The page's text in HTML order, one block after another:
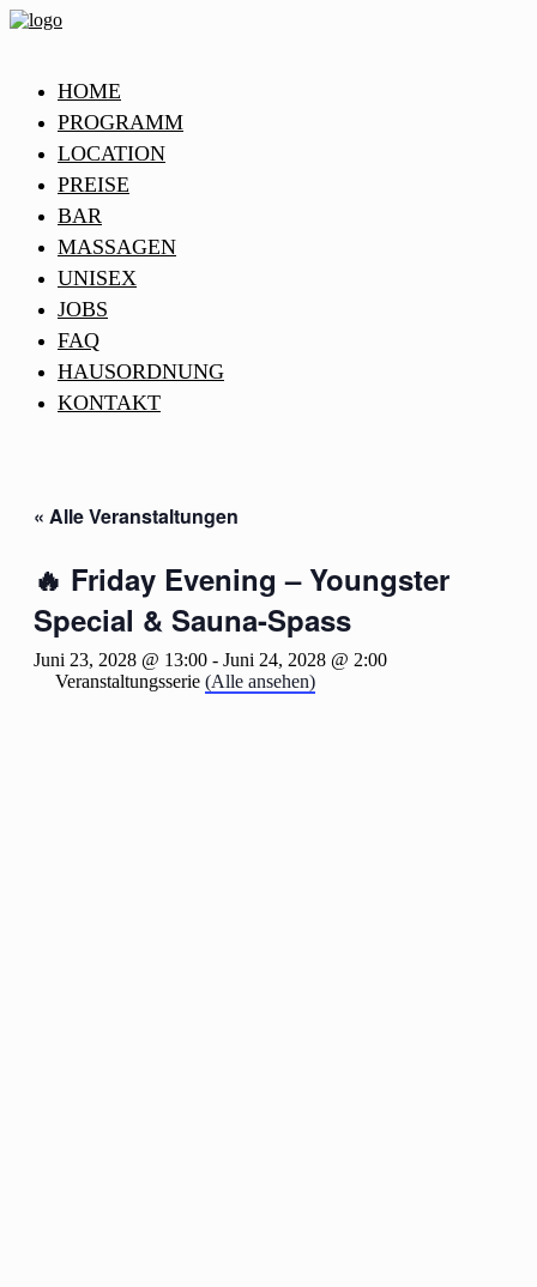
HOME
PROGRAMM
LOCATION
PREISE
BAR
MASSAGEN
UNISEX
JOBS
FAQ
HAUSORDNUNG
KONTAKT
« Alle Veranstaltungen
🔥 Friday Evening – Youngster
Special & Sauna-Spass
Juni 23, 2028 @ 13:00 - Juni 24, 2028 @ 2:00
Veranstaltungsserie (Alle ansehen)